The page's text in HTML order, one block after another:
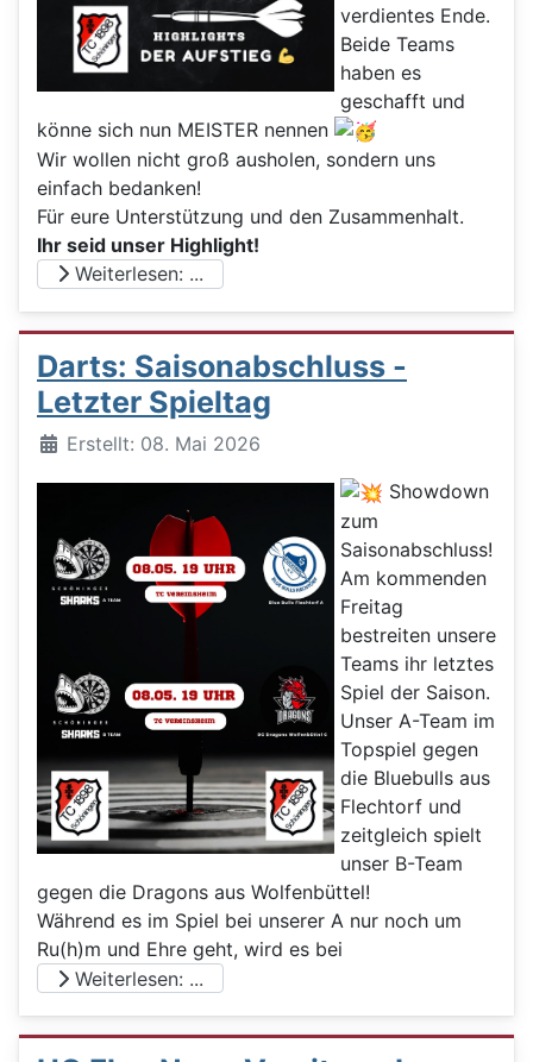
verdientes Ende.
Beide Teams
haben es
geschafft und
könne sich nun MEISTER nennen
Wir wollen nicht groß ausholen, sondern uns
einfach bedanken!
Für eure Unterstützung und den Zusammenhalt.
Ihr seid unser Highlight!
Weiterlesen: ...
Darts: Saisonabschluss -
Letzter Spieltag
DetailsErstellt: 08. Mai 2026
Showdown
zum
Saisonabschluss!
Am kommenden
Freitag
bestreiten unsere
Teams ihr letztes
Spiel der Saison.
Unser A-Team im
Topspiel gegen
die Bluebulls aus
Flechtorf und
zeitgleich spielt
unser B-Team
gegen die Dragons aus Wolfenbüttel!
Während es im Spiel bei unserer A nur noch um
Ru(h)m und Ehre geht, wird es bei
Weiterlesen: ...